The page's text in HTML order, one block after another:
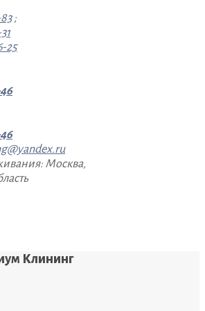
;
25
Москва,
Клининг